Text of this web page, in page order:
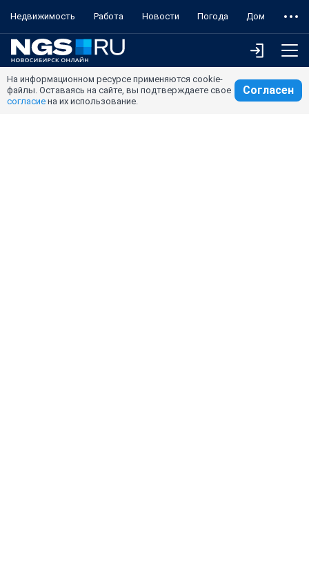
Недвижимость Работа Новости Погода Дом
На информационном ресурсе применяются cookie-
файлы. Оставаясь на сайте, вы подтверждаете свое
согласие на их использование.
Согласен